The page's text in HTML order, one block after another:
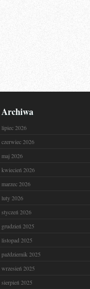
Archiwa
lipiec 2026
czerwiec 2026
maj 2026
kwiecień 2026
marzec 2026
luty 2026
styczeń 2026
grudzień 2025
listopad 2025
październik 2025
wrzesień 2025
sierpień 2025